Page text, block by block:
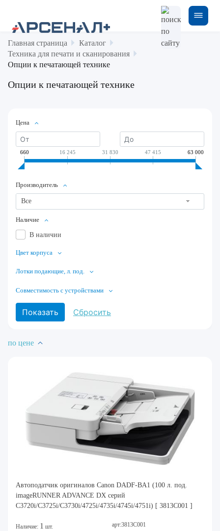
Главная страница
Каталог
Техника для печати и сканирования
Опции к печатающей технике
Опции к печатающей технике
Цена
660 16 245 31 830 47 415 63 000
Производитель
Все
Наличие
В наличии
Цвет корпуса
Лотки подающие, л. под.
Совместимость с устройствами
по цене
Автоподатчик оригиналов Canon DADF-BA1 (100 л. под.
imageRUNNER ADVANCE DX серий
C3720i/C3725i/C3730i/4725i/4735i/4745i/4751i) [ 3813C001 ]
Наличие: 1 шт. арт:3813C001